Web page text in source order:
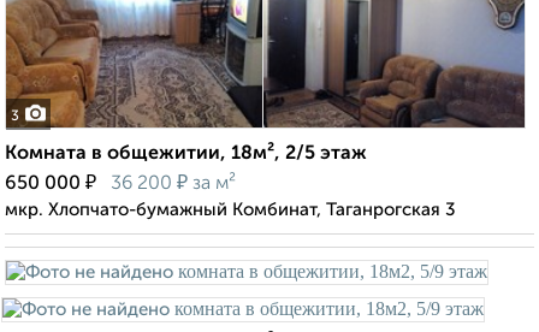
3
Комната в общежитии, 18м², 2/5 этаж
650 000 ₽ 36 200 ₽ за м²
мкр. Хлопчато-бумажный Комбинат, Таганрогская 3